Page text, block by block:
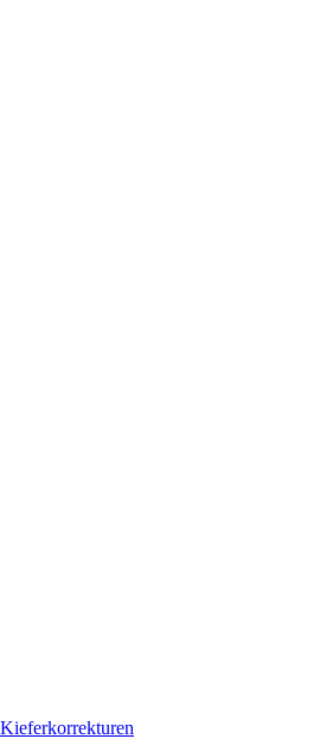
Kieferkorrekturen